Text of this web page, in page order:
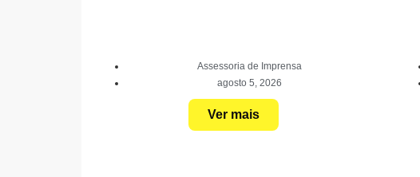
Assessoria de Imprensa
agosto 5, 2026
Ver mais